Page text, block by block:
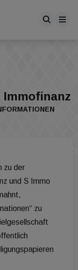
Immofinanz
zu der
und S Immo
zu